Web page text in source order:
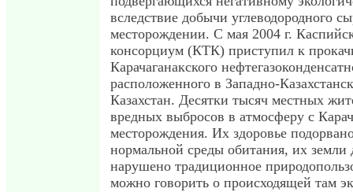
вследствие добычи углеводородного
месторождении. С мая 2004 г.
консорциум (КТК) приступил к
Карачаганакского
расположенного в Западно-
Казахстан. Десятки тысяч местных
вредных выбросов в атмосферу с
месторождения. Их здоровье
нормальной среды обитания, их земли
нарушено традиционное
можно говорить о происходящей там